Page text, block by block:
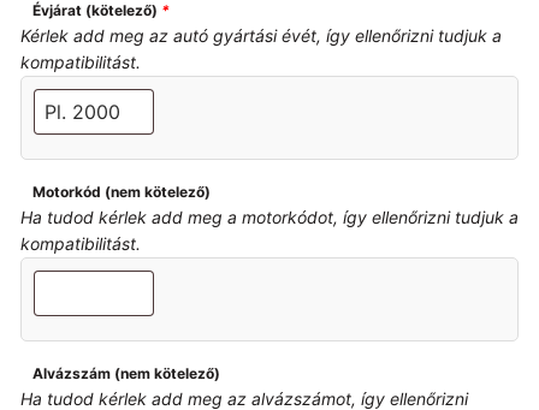
Évjárat (kötelező) *
Kérlek add meg az autó gyártási évét, így ellenőrizni tudjuk a
kompatibilitást.
Motorkód (nem kötelező)
Ha tudod kérlek add meg a motorkódot, így ellenőrizni tudjuk a
kompatibilitást.
Alvázszám (nem kötelező)
Ha tudod kérlek add meg az alvázszámot, így ellenőrizni